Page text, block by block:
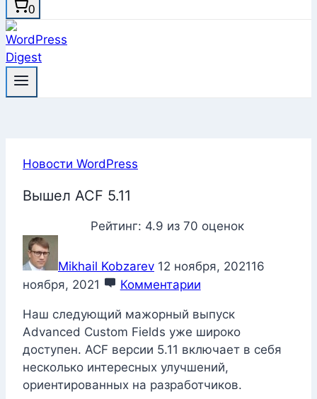
0
Новости WordPress
Вышел ACF 5.11
Рейтинг: 4.9 из70 оценок
Mikhail Kobzarev 12 ноября, 202116
ноября, 2021
Комментарии
Наш следующий мажорный выпуск
Advanced Custom Fields уже широко
доступен. ACF версии 5.11 включает в себя
несколько интересных улучшений,
ориентированных на разработчиков.